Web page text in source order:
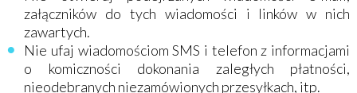
załączników do tych wiadomości i linków w nich
zawartych.
Nie ufaj wiadomościom SMS i telefon z informacjami
o komiczności dokonania zaległych płatności,
nieodebranych niezamówionych przesyłkach, itp.